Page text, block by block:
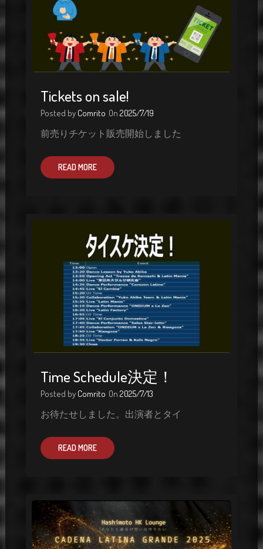
Tickets on sale!
Posted by Comrito On 2025/7/19
前売りチケット販売開始しました
READ MORE
Time Schedule決定！
Posted by Comrito On 2025/7/13
お待たせしました。出演者とタイ
READ MORE